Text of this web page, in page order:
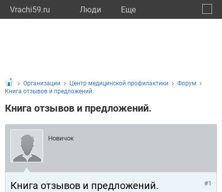
Vrachi59.ru Люди Eще
Организации Центр медицинской профилактики
Форум
Книга отзывов и предложений.
Книга отзывов и предложений.
Новичок
Книга отзывов и предложений. #1